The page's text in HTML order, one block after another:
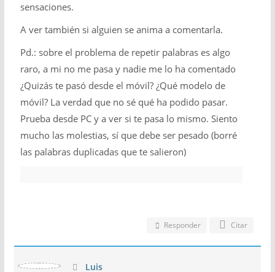
sensaciones.
A ver también si alguien se anima a comentarla.
Pd.: sobre el problema de repetir palabras es algo
raro, a mi no me pasa y nadie me lo ha comentado
¿Quizás te pasó desde el móvil? ¿Qué modelo de
móvil? La verdad que no sé qué ha podido pasar.
Prueba desde PC y a ver si te pasa lo mismo. Siento
mucho las molestias, sí que debe ser pesado (borré
las palabras duplicadas que te salieron)
Responder Citar
Luis